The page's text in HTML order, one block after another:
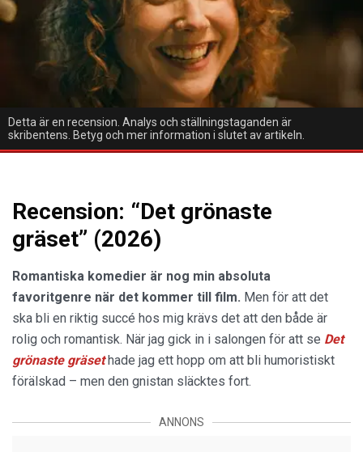
Detta är en recension. Analys och ställningstaganden är
skribentens. Betyg och mer information i slutet av artikeln.
Recension: “Det grönaste
gräset” (2026)
Romantiska komedier är nog min absoluta
favoritgenre när det kommer till film. Men för att det
ska bli en riktig succé hos mig krävs det att den både är
rolig och romantisk. När jag gick in i salongen för att se Det
grönaste gräsethade jag ett hopp om att bli humoristiskt
förälskad – men den gnistan släcktes fort.
ANNONS